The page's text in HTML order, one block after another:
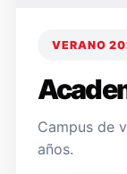
VERANO
Campus de
años.